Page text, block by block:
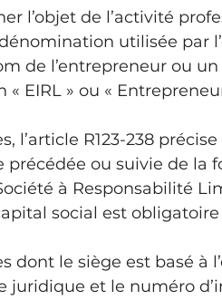
l’objet de l’activité
utilisée par
de l’entrepreneur ou un
EIRL » ou «
l’article R123-238
ou suivie de la
à Responsabilité
social est obligatoire
dont le siège est basé à
juridique et le numéro